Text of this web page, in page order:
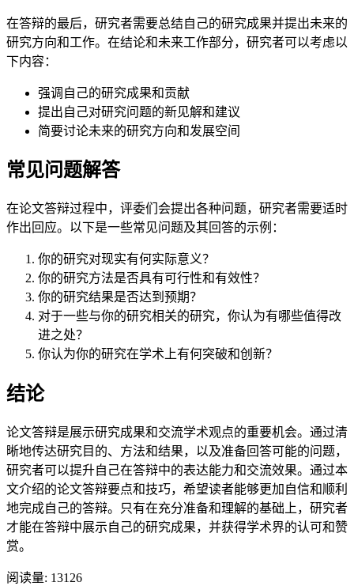
在答辩的最后，研究者需要总结自己的研究成果并提出未来的
研究方向和工作。在结论和未来工作部分，研究者可以考虑以
下内容：
强调自己的研究成果和贡献
提出自己对研究问题的新见解和建议
简要讨论未来的研究方向和发展空间
常见问题解答
在论文答辩过程中，评委们会提出各种问题，研究者需要适时
作出回应。以下是一些常见问题及其回答的示例：
你的研究对现实有何实际意义？
你的研究方法是否具有可行性和有效性？
你的研究结果是否达到预期？
对于一些与你的研究相关的研究，你认为有哪些值得改
进之处？
你认为你的研究在学术上有何突破和创新？
结论
论文答辩是展示研究成果和交流学术观点的重要机会。通过清
晰地传达研究目的、方法和结果，以及准备回答可能的问题，
研究者可以提升自己在答辩中的表达能力和交流效果。通过本
文介绍的论文答辩要点和技巧，希望读者能够更加自信和顺利
地完成自己的答辩。只有在充分准备和理解的基础上，研究者
才能在答辩中展示自己的研究成果，并获得学术界的认可和赞
赏。
阅读量: 13126